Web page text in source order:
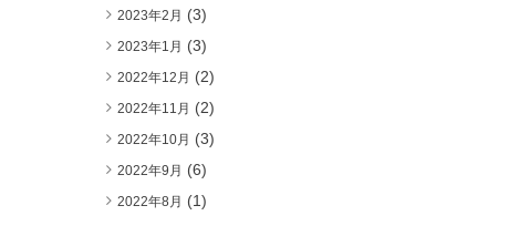
2023年2月 (3)
2023年1月 (3)
2022年12月 (2)
2022年11月 (2)
2022年10月 (3)
2022年9月 (6)
2022年8月 (1)